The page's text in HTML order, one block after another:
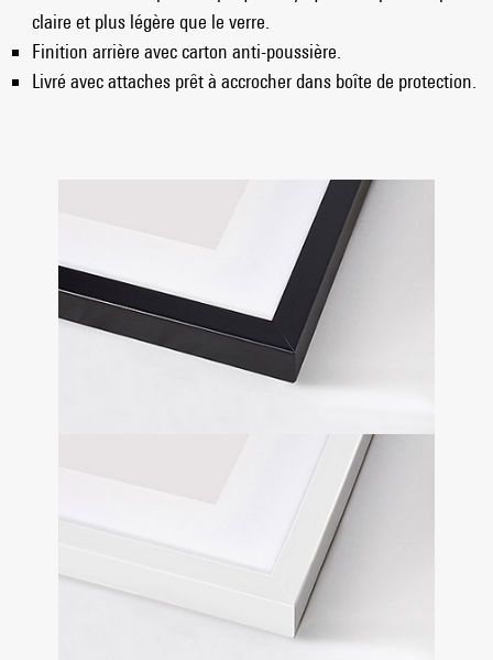
claire et plus légère que le verre.
Finition arrière avec carton anti-poussière.
Livré avec attaches prêt à accrocher dans boîte de protection.